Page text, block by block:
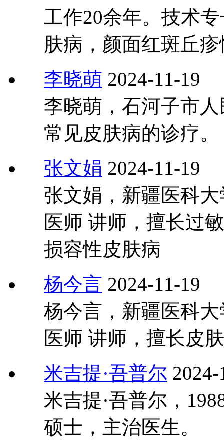
工作20余年。技术
肤病，颜面红斑丘
李晓萌 2024-11-19
李晓萌，石河子市
常见皮肤病的诊疗。
张文娟 2024-11-19
张文娟，新疆医科
医师 讲师，擅长过
损容性皮肤病
杨今言 2024-11-19
杨今言，新疆医科
医师 讲师，擅长皮
米吉提·吾普尔
米吉提·吾普尔，
硕士，主治医生。